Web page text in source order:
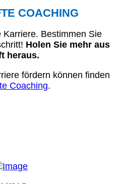
COACHING
Bestimmen Sie
Holen Sie mehr aus
heraus.
fördern können finden
Coaching.